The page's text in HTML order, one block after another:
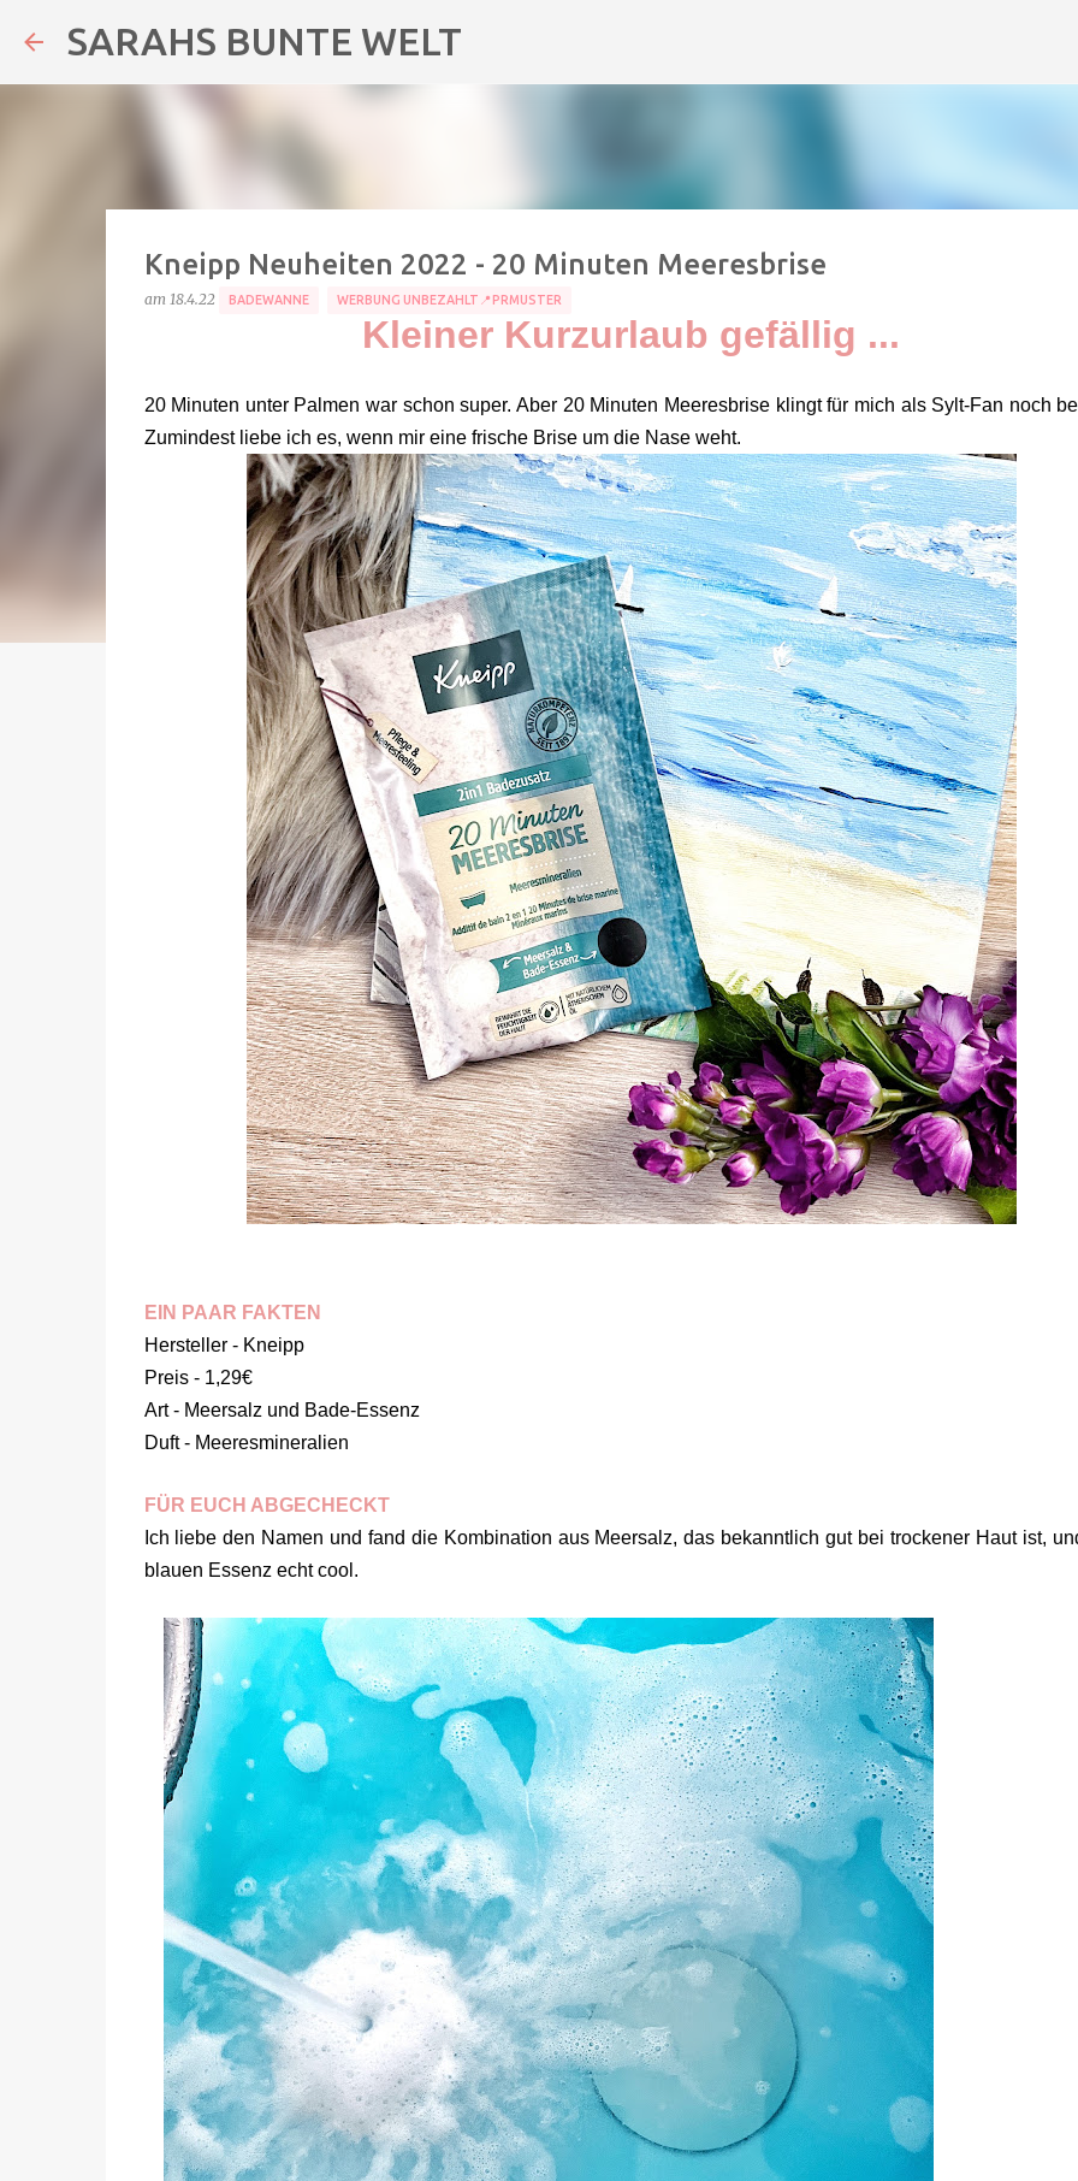
SARAHS BUNTE WELT
Kneipp Neuheiten 2022 - 20 Minuten Meeresbrise
am 18.4.22 BADEWANNE WERBUNG UNBEZAHLT📍PRMUSTER
Kleiner Kurzurlaub gefällig ...
20 Minuten unter Palmen war schon super. Aber 20 Minuten Meeresbrise klingt für mich als Sylt-Fan noch
Zumindest liebe ich es, wenn mir eine frische Brise um die Nase weht.
EIN PAAR FAKTEN
Hersteller - Kneipp
Preis - 1,29€
Art - Meersalz und Bade-Essenz
Duft - Meeresmineralien
FÜR EUCH ABGECHECKT
Ich liebe den Namen und fand die Kombination aus Meersalz, das bekanntlich gut bei trockener Haut ist,
blauen Essenz echt cool.